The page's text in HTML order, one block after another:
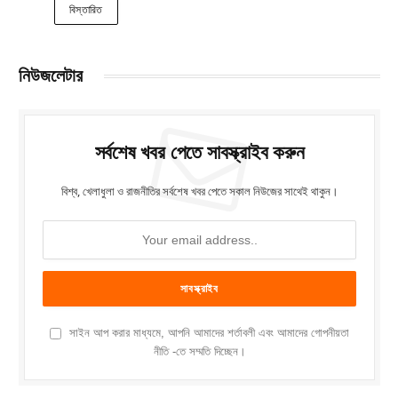
বিস্তারিত
নিউজলেটার
সর্বশেষ খবর পেতে সাবস্ক্রাইব করুন
বিশ্ব, খেলাধুলা ও রাজনীতির সর্বশেষ খবর পেতে সকাল নিউজের সাথেই থাকুন।
সাইন আপ করার মাধ্যমে, আপনি আমাদের শর্তাবলী এবং আমাদের গোপনীয়তা
নীতি -তে সম্মতি দিচ্ছেন।